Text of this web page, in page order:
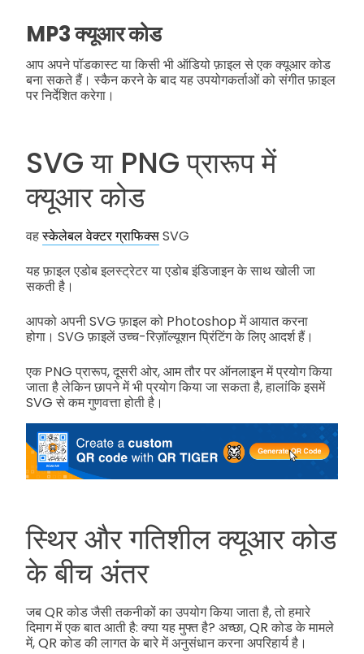
MP3 क्यूआर कोड
आप अपने पॉडकास्ट या किसी भी ऑडियो फ़ाइल से एक क्यूआर कोड
बना सकते हैं। स्कैन करने के बाद यह उपयोगकर्ताओं को संगीत फ़ाइल
पर निर्देशित करेगा।
SVG या PNG प्रारूप में
क्यूआर कोड
वहस्केलेबल वेक्टर ग्राफिक्सSVG
यह फ़ाइल एडोब इलस्ट्रेटर या एडोब इंडिजाइन के साथ खोली जा
सकती है।
आपको अपनी SVG फ़ाइल को Photoshop में आयात करना
होगा। SVG फ़ाइलें उच्च-रिज़ॉल्यूशन प्रिंटिंग के लिए आदर्श हैं।
एक PNG प्रारूप, दूसरी ओर, आम तौर पर ऑनलाइन में प्रयोग किया
जाता है लेकिन छापने में भी प्रयोग किया जा सकता है, हालांकि इसमें
SVG से कम गुणवत्ता होती है।
स्थिर और गतिशील क्यूआर कोड
के बीच अंतर
जब QR कोड जैसी तकनीकों का उपयोग किया जाता है, तो हमारे
दिमाग में एक बात आती है: क्या यह मुफ्त है? अच्छा, QR कोड के मामले
में, QR कोड की लागत के बारे में अनुसंधान करना अपरिहार्य है।